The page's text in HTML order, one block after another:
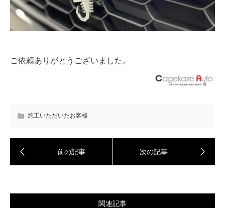
ご依頼ありがとうございました。
施工いただいたお客様
関連記事